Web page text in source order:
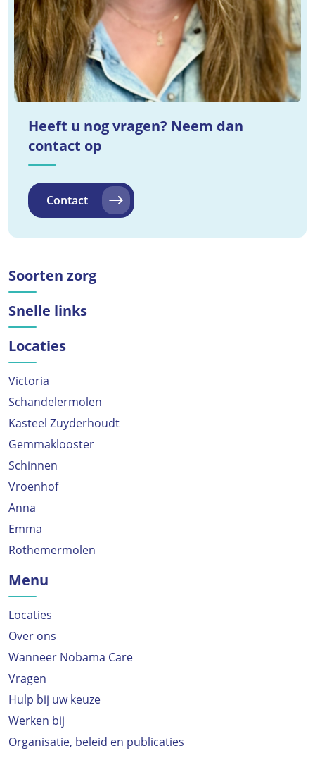
Heeft u nog vragen? Neem dan
contact op
Contact
Soorten zorg
Snelle links
Locaties
Victoria
Schandelermolen
Kasteel Zuyderhoudt
Gemmaklooster
Schinnen
Vroenhof
Anna
Emma
Rothemermolen
Menu
Locaties
Over ons
Wanneer Nobama Care
Vragen
Hulp bij uw keuze
Werken bij
Organisatie, beleid en publicaties